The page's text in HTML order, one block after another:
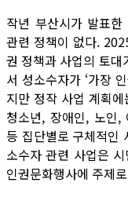
작년 부산시가 발표한
관련 정책이 없다.
권 정책과 사업의 토대
서 성소수자가 ‘가장
지만 정작 사업 계획
청소년, 장애인, 노인,
등 집단별로 구체적인
소수자 관련 사업은
인권문화행사에 주제